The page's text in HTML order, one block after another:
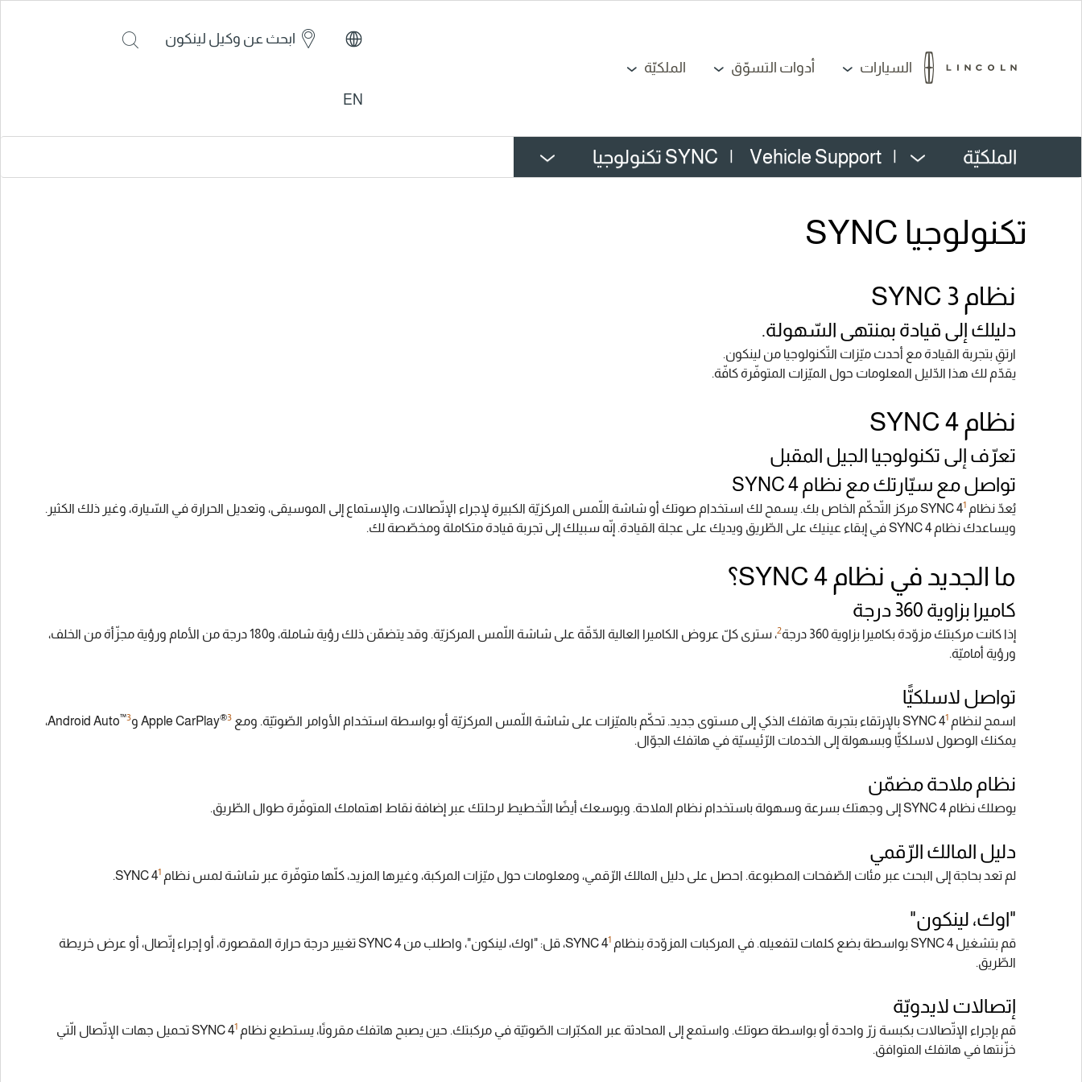
السيارات أدوات التسوّق الملكيّة
ابحث عن وكيل لينكون
EN
الملكيّة |
Vehicle Support
| SYNC تكنولوجيا
تكنولوجيا SYNC
نظام SYNC 3
دليلك إلى قيادة بمنتهى السّهولة.
ارتقِ بتجربة القيادة مع أحدث ميّزات التّكنولوجيا من لينكون.
يقدّم لك هذا الدّليل المعلومات حول الميّزات المتوفّرة كافّة.
نظام SYNC 4
تعرّف إلى تكنولوجيا الجيل المقبل
تواصل مع سيّارتك مع نظام SYNC 4
يُعدّ نظام SYNC 4 1
‏ مركز التّحكّم الخاص بك. يسمح لك استخدام صوتك أو شاشة اللّمس المركزيّة الكبيرة لإجراء الإتّصالات، والإستماع إلى الموسيقى، وتعديل الحرارة في السّيارة، وغير ذلك الكثير.
ويساعدك نظام SYNC 4 في إبقاء عينيك على الطّريق ويديك على عجلة القيادة. إنّه سبيلك إلى تجربة قيادة متكاملة ومخصّصة لك.
ما الجديد في نظام SYNC 4؟
كاميرا بزاوية 360 درجة
إذا كانت مركبتك مزوّدة بكاميرا بزاوية 360 درجة 2
، سترى كلّ عروض الكاميرا العالية الدّقّة على شاشة اللّمس المركزيّة. وقد يتضمّن ذلك رؤية شاملة، و180 درجة من الأمام ورؤية مجزّأة من الخلف،
ورؤية أماميّة‏.
تواصل لاسلكيًّا
اسمح لنظام SYNC 4 1 ‏ بالإرتقاء بتجربة هاتفك الذكي إلى مستوى جديد. تحكّم بالميّزات على شاشة اللّمس المركزيّة أو بواسطة استخدام الأوامر الصّوتيّة. ومع Apple CarPlay ®3 وAndroid Auto ™3
‏،
يمكنك الوصول لاسلكيًّا وبسهولة إلى الخدمات الرّئيسيّة في هاتفك الجوّال.
نظام ملاحة مضمّن
يوصلك نظام SYNC 4 إلى وجهتك بسرعة وسهولة باستخدام نظام الملاحة. وبوسعك أيضًا التّخطيط لرحلتك عبر إضافة نقاط اهتمامك المتوفّرة طوال الطّريق.
دليل المالك الرّقمي
لم تعد بحاجة إلى البحث عبر مئات الصّفحات المطبوعة. احصل على دليل المالك الرّقمي، ومعلومات حول ميّزات المركبة، وغيرها المزيد، كلّها متوفّرة عبر شاشة لمس نظام SYNC 4 1
‏.
"اوك، لينكون"
قم بتشغيل SYNC 4 بواسطة بضع كلمات لتفعيله. في المركبات المزوّدة بنظام SYNC 4 1
‏، قل: "اوك، لينكون"، واطلب من SYNC 4 تغيير درجة حرارة المقصورة، أو إجراء إتّصال، أو عرض خريطة
الطّريق.‏
إتصالات لايدويّة
قم بإجراء الإتّصالات بكبسة زرّ واحدة أو بواسطة صوتك. واستمع إلى المحادثة عبر المكبّرات الصّوتيّة في مركبتك. حين يصبح هاتفك مقرونًا، يستطيع نظام SYNC 4 1
تحميل جهات الإتّصال الّتي
خزّنتها في هاتفك المتوافق.